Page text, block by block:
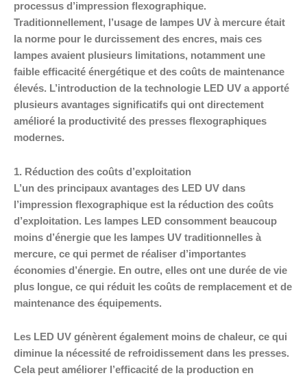
processus d’impression flexographique.
Traditionnellement, l’usage de lampes UV à mercure était
la norme pour le durcissement des encres, mais ces
lampes avaient plusieurs limitations, notamment une
faible efficacité énergétique et des coûts de maintenance
élevés. L’introduction de la technologie LED UV a apporté
plusieurs avantages significatifs qui ont directement
amélioré la productivité des presses flexographiques
modernes.
1. Réduction des coûts d’exploitation
L’un des principaux avantages des LED UV dans
l’impression flexographique est la réduction des coûts
d’exploitation. Les lampes LED consomment beaucoup
moins d’énergie que les lampes UV traditionnelles à
mercure, ce qui permet de réaliser d’importantes
économies d’énergie. En outre, elles ont une durée de vie
plus longue, ce qui réduit les coûts de remplacement et de
maintenance des équipements.
Les LED UV génèrent également moins de chaleur, ce qui
diminue la nécessité de refroidissement dans les presses.
Cela peut améliorer l’efficacité de la production en